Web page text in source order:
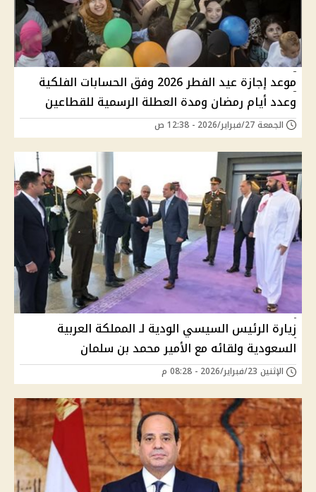
موعد إجازة عيد الفطر 2026 وفق الحسابات الفلكية
وعدد أيام رمضان ومدة العطلة الرسمية للقطاعين
الجمعة 27/فبراير/2026 - 12:38 ص
زيارة الرئيس السيسي الودية لـ المملكة العربية
السعودية ولقائه مع الأمير محمد بن سلمان
الإثنين 23/فبراير/2026 - 08:28 م